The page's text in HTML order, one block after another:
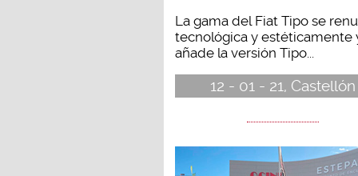
La gama del Fiat Tipo se
tecnológica y estéticamente
añade la versión Tipo...
12 - 01 - 21, Castellón